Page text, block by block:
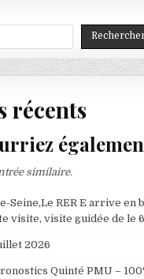
récents
similaire.
Seine,Le RER E arrive en
visite, visite guidée de le
2026
Quinté PMU –